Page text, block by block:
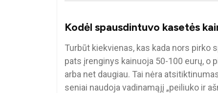
Kodėl spausdintuvo kasetės
Turbūt kiekvienas, kas kada nors pirko
pats įrenginys kainuoja 50-100 eurų, o
arba net daugiau. Tai nėra
seniai naudoja vadinamąjį „peiliuko ir